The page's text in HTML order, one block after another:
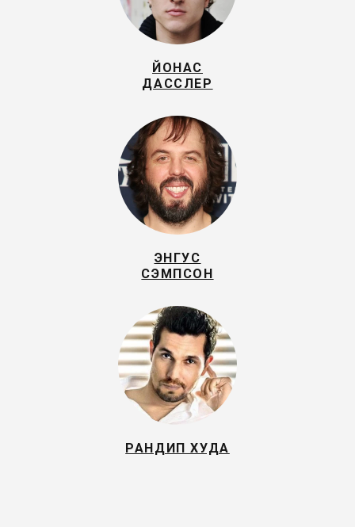
ЙОНАС
ДАССЛЕР
ЭНГУС
СЭМПСОН
РАНДИП ХУДА